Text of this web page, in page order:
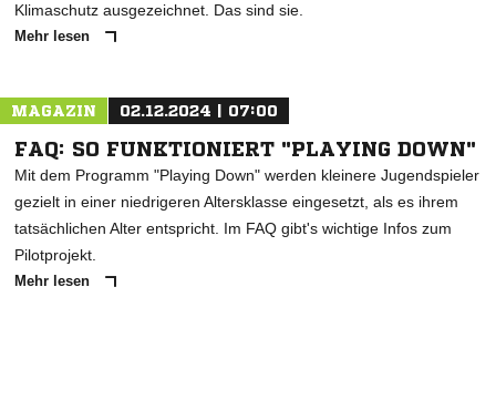
Klimaschutz ausgezeichnet. Das sind sie.
Mehr lesen
MAGAZIN 02.12.2024 | 07:00
FAQ: SO FUNKTIONIERT "PLAYING DOWN"
Mit dem Programm "Playing Down" werden kleinere Jugendspieler
gezielt in einer niedrigeren Altersklasse eingesetzt, als es ihrem
tatsächlichen Alter entspricht. Im FAQ gibt's wichtige Infos zum
Pilotprojekt.
Mehr lesen